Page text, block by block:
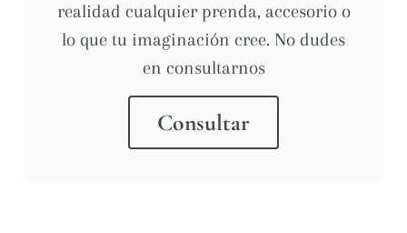
realidad cualquier prenda, accesorio o
lo que tu imaginación cree. No dudes
en consultarnos
Consultar